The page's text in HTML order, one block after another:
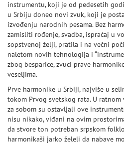
instrumentu, koji je od pedesetih
u Srbiju doneo novi zvuk, koji je
izvođenju narodnih pesama. Bez
zamisliti rođenje, svadba, ispraćaj u
sopstvenoj želji, pratila i na večni
naletom novih tehnologija i
zbog besparice, zvuci prave
veseljima.
Prve harmonike u Srbiji, najviše u
tokom Prvog svetskog rata. U
za sobom su ostavljali ove
nisu nikako, viđani na ovim
da stvore ton potreban srpskom
harmonikaši jarko želeli da nabave